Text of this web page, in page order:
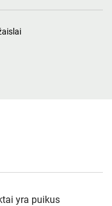
yra puikus